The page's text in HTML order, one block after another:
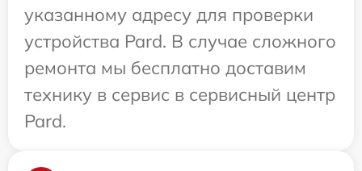
указанному адресу для проверки
устройства Pard. В случае сложного
ремонта мы бесплатно доставим
технику в сервис в сервисный центр
Pard.